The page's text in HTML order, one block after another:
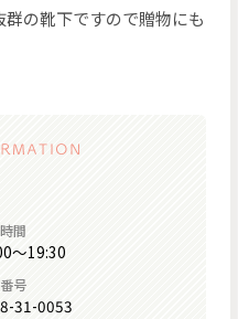
の靴下ですので贈物にも
間
～19:30
号
31-0053